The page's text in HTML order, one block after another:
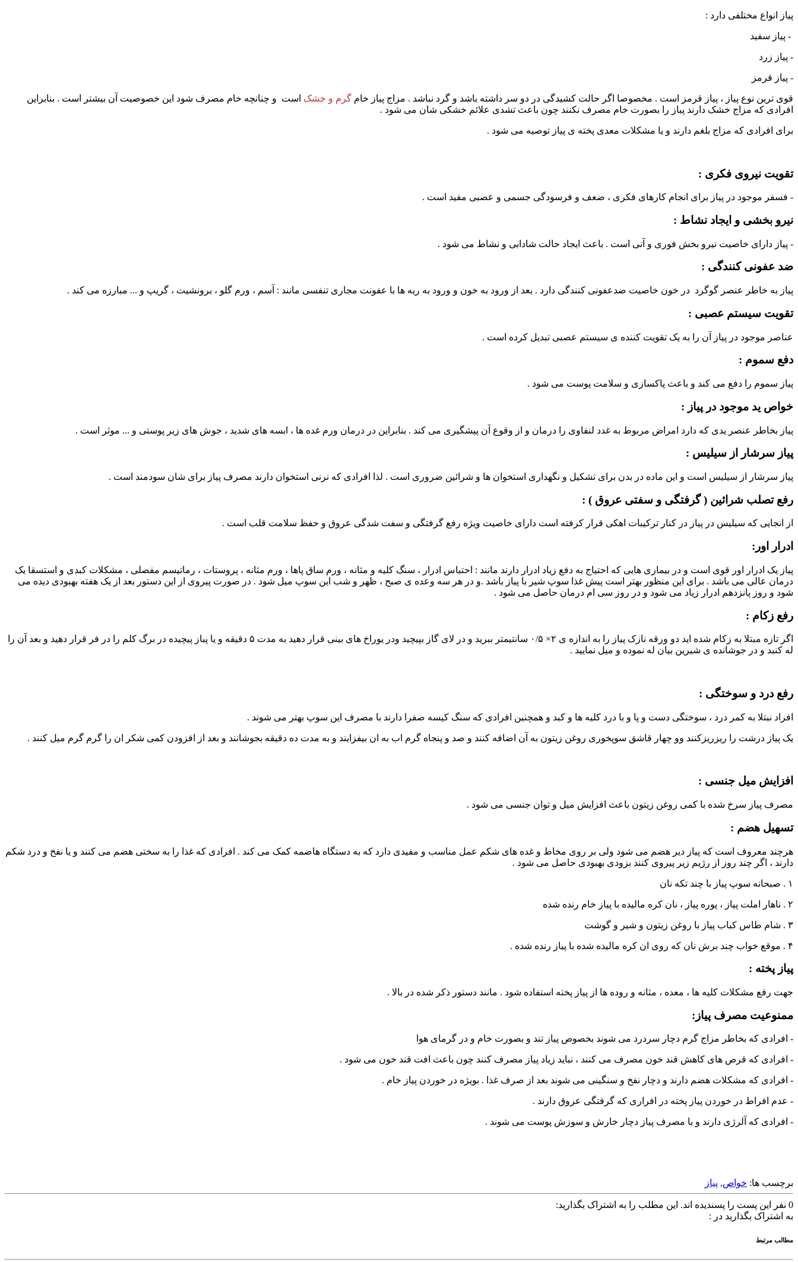
پیاز انواع مختلفی دارد :
- پیاز سفید
- پیاز زرد
- پیاز قرمز
قوی ترین نوع پیاز ، پیاز قرمز است . مخصوصا اگر حالت کشیدگی در دو سر داشته باشد و گرد نباشد . مزاج پیاز خام گرم و خشک است و چنانچه خام مصرف شود این خصوصیت آن بیشتر است . بنابراین
افرادی که مزاج خشک دارند پباز را بصورت خام مصرف نکنند چون باعث تشدی علائم خشکی شان می شود .
برای افرادی که مزاج بلغم دارند و یا مشکلات معدی پخته ی پیاز توصیه می شود .
تقویت نیروی فکری :
- فسفر موجود در پیاز برای انجام کارهای فکری ، ضعف و فرسودگی جسمی و عصبی مفید است .
نیرو بخشی و ایجاد نشاط :
- پیاز دارای خاصیت نیرو بخش فوری و آنی است . باعث ایجاد حالت شادابی و نشاط می شود .
ضد عفونی کنندگی :
پیاز به خاطر عنصر گوگرد در خون خاصیت ضدعفونی کنندگی دارد . بعد از ورود به خون و ورود به ریه ها با عفونت مجاری تنفسی مانند : آسم ، ورم گلو ، برونشیت ، گریپ و ... مبارزه می کند .
تقویت سیستم عصبی :
عناصر موجود در پیاز آن را به یک تقویت کننده ی سیستم عصبی تبدیل کرده است .
دفع سموم :
پیاز سموم را دفع می کند و باعث پاکسازی و سلامت پوست می شود .
خواص ید موجود در پیاز :
پیاز بخاطر عنصر یدی که دارد امراض مربوط به غدد لنفاوی را درمان و از وقوع آن‌ پیشگیری می کند . بنابراین در درمان ورم غده ها ، ابسه های شدید ، جوش های زیر پوستی و ... موثر است .
پیاز سرشار از سیلیس :
پیاز سرشار از سیلیس است و این ماده در بدن برای تشکیل و نگهداری استخوان ها و شرائین ضروری است . لذا افرادی که نرنی استخوان دارند مصرف پیاز برای شان سودمند است .
رفع تصلب شرائین ( گرفتگی و سفتی عروق ) :
از انجایی که سیلیس در پیاز در کنار ترکیبات اهکی قرار کرفته است دارای خاصیت ویژه رفع گرفتگی و سفت شدگی عروق و حفظ سلامت قلب است .
ادرار اور:
پیاز یک ادرار اور قوی است و در بیماری هایی که احتیاج به دفع زیاد ادرار دارند مانند : احتباس ادرار ، سنگ کلیه و مثانه ، ورم ساق پاها ، ورم مثانه ، پروستات ، رماتیسم مفصلی ، مشکلات کبدی و استسقا یک
درمان عالی می باشد . برای این منظور بهتر است پیش غذا سوپ شیر با پیاز باشد .و در هر سه وعده ی صبح ، ظهر و شب این سوپ میل شود . در صورت پیروی از این دستور بعد از یک هفته بهبودی دیده می
شود و روز پانزدهم ادرار زیاد می شود و در روز سی ام درمان حاصل می شود ‌.
رفع زکام :
اگر تازه مبتلا به زکام شده اید دو ورقه نازک پیاز را به اندازه ی ۲× ۰/۵ سانتیمتر ببرید و در لای گاز بپیچید ودر یوراخ های بینی قرار دهید به مدت ۵ دقیقه و یا پباز پیچیده در برگ کلم را در فر قرار دهید و بعد آن را
له کنبد و در جوشانده ی شیرین بیان له نموده و میل نمایید .
رفع درد و سوختگی :
افراد نبتلا به کمر درد ، سوختگی دست و پا و با درد کلیه ها و کبد و همچنین افرادی که سنگ کیسه صفرا دارند با مصرف این سوپ بهتر می شوند .
یک پیاز درشت را ریزریزکنند وو چهار قاشق سوپخوری روغن زیتون به آن اضافه کنند و صد و پنجاه گرم اب به ان بیفزایند و به مدت ده دقیقه بجوشانند و بعد از افزودن کمی شکر ان را گرم گرم میل کنند .
افزایش میل جنسی :
مصرف پیاز سرخ شده با کمی روغن زیتون باعث افزایش میل و توان جنسی می شود .
تسهیل هضم :
هرچند معروف است که پیاز دیر هضم می شود ولی بر روی مخاط و غده های شکم عمل مناسب و مفیدی دارد که به دستگاه هاضمه کمک می کند . افرادی که غذا را به سختی هضم می کنند و یا نفخ و درد شکم
دارند ، اگر چند روز از رژیم زیر پیروی کنند بزودی بهبودی حاصل می شود .
۱ . صبحانه سوپ پیاز با چند تکه نان
۲ . ناهار املت پیاز ، پوره پیاز ، نان کره مالیده با پیاز خام رنده شده
۳ . شام طاس کباب پیاز با روغن زیتون و شیر و گوشت
۴ . موقع خواب چند برش نان که روی ان کره مالیده شده با پیاز رنده شده .
پیاز پخته :
جهت رفع مشکلات کلیه ها ، معده ، مثانه و روده ها از پیاز پخته استفاده شود . مانند دستور ذکر شده در بالا .
ممنوعیت مصرف پیاز:
- افرادی که بخاطر مزاج گرم دچار سردرد می شوند بخصوص پیاز تند و بصورت خام و در گرمای هوا
- افرادی که قرص های کاهش قند خون مصرف می کنند ، نباید زیاد پیاز مصرف کنند چون باعث افت قند خون می شود .
- افرادی که مشکلات هضم دارند و دچار نفخ و سنگینی می شوند بعد از صرف غذا . بویژه در خوردن پیاز خام .
- عدم افراط در خوردن پیاز پخته در افراری که گرفتگی عروق دارند .
- افرادی که آلرژی دارند و با مصرف پیاز دچار خارش و سوزش پوست می شوند .
برچسب ها: خواص, پیاز
0 نفر این پست را پسندیده اند. این مطلب را به اشتراک بگذارید:
به اشتراک بگذارید در :
مطالب مرتبط